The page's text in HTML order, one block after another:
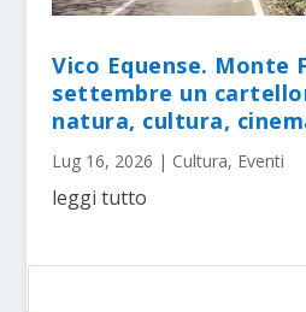
Vico Equense. Monte
settembre un
natura, cultura,
Lug 16, 2026 | Cultura, Eventi
leggi tutto